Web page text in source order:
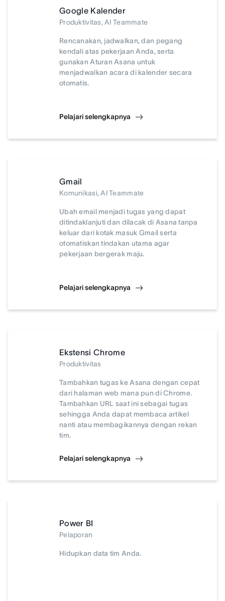
Google Kalender
Produktivitas, AI Teammate
Rencanakan, jadwalkan, dan pegang
kendali atas pekerjaan Anda, serta
gunakan Aturan Asana untuk
menjadwalkan acara di kalender secara
otomatis.
Pelajari selengkapnya
Gmail
Komunikasi, AI Teammate
Ubah email menjadi tugas yang dapat
ditindaklanjuti dan dilacak di Asana tanpa
keluar dari kotak masuk Gmail serta
otomatiskan tindakan utama agar
pekerjaan bergerak maju.
Pelajari selengkapnya
Ekstensi Chrome
Produktivitas
Tambahkan tugas ke Asana dengan cepat
dari halaman web mana pun di Chrome.
Tambahkan URL saat ini sebagai tugas
sehingga Anda dapat membaca artikel
nanti atau membagikannya dengan rekan
tim.
Pelajari selengkapnya
Power BI
Pelaporan
Hidupkan data tim Anda.